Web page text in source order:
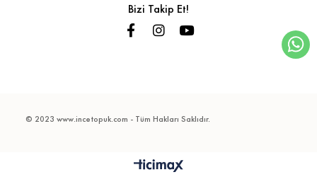
Bizi Takip Et!
© 2023 www.incetopuk.com - Tüm Hakları Saklıdır.